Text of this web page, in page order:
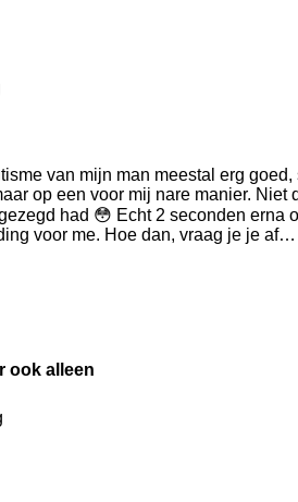
van mijn man meestal erg
op een voor mij nare manier.
had 😳 Echt 2 seconden
voor me. Hoe dan, vraag je je af…
ook alleen